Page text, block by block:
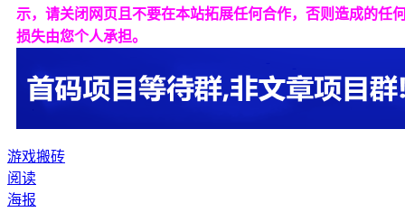
示，请关闭网页且不要在本站拓展任何合作，否则造成的任
损失由您个人承担。
游戏搬砖
阅读
海报